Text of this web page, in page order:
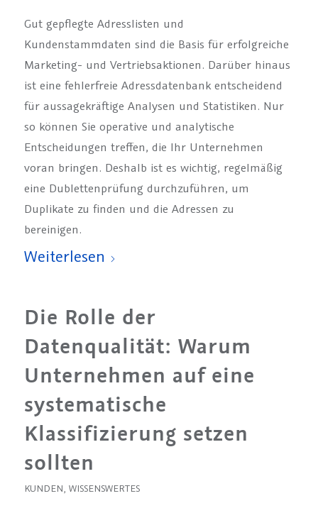
Gut gepflegte Adresslisten und
Kundenstammdaten sind die Basis für erfolgreiche
Marketing- und Vertriebsaktionen. Darüber hinaus
ist eine fehlerfreie Adressdatenbank entscheidend
für aussagekräftige Analysen und Statistiken. Nur
so können Sie operative und analytische
Entscheidungen treffen, die Ihr Unternehmen
voran bringen. Deshalb ist es wichtig, regelmäßig
eine Dublettenprüfung durchzuführen, um
Duplikate zu finden und die Adressen zu
bereinigen.
Weiterlesen
Die Rolle der
Datenqualität: Warum
Unternehmen auf eine
systematische
Klassifizierung setzen
sollten
KUNDEN, WISSENSWERTES